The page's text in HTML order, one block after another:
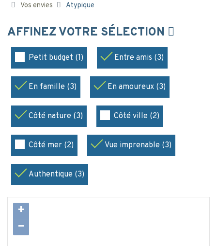
Vos envies Atypique
AFFINEZ VOTRE SÉLECTION
Petit budget (1) Entre amis (3)
En famille (3) En amoureux (3)
Côté nature (3) Côté ville (2)
Côté mer (2) Vue imprenable (3)
Authentique (3)
+
−